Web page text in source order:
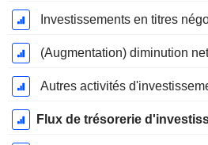
Autres activités
Flux de trésorerie